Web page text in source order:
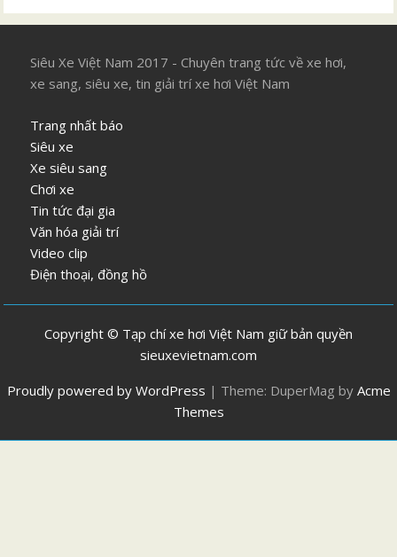
Siêu Xe Việt Nam 2017 - Chuyên trang tức về xe hơi,
xe sang, siêu xe, tin giải trí xe hơi Việt Nam
Trang nhất báo
Siêu xe
Xe siêu sang
Chơi xe
Tin tức đại gia
Văn hóa giải trí
Video clip
Điện thoại, đồng hồ
Copyright © Tạp chí xe hơi Việt Nam giữ bản quyền
sieuxevietnam.com
Proudly powered by WordPress | Theme: DuperMag by Acme
Themes